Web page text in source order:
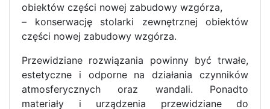
obiektów części nowej zabudowy wzgórza,
– konserwację stolarki zewnętrznej obiektów
części nowej zabudowy wzgórza.
Przewidziane rozwiązania powinny być trwałe,
estetyczne i odporne na działania czynników
atmosferycznych oraz wandali. Ponadto
materiały i urządzenia przewidziane do